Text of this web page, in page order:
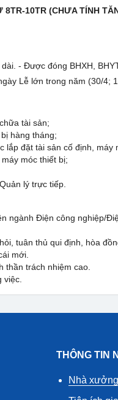
10TR (CHƯA TÍNH
- Được đóng BHXH,
Lễ lớn trong năm (30/
tài sản;
hàng tháng;
lắp đặt tài sản cố định, máy
móc thiết bị;
lý trực tiếp.
ngành Điện công nghiệp/
tuân thủ qui định, hòa
mới.
thần trách nhiệm cao.
THÔNG TIN
Nhà